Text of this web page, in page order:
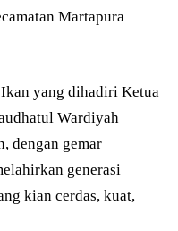
Martapura
yang dihadiri Ketua
Wardiyah
dengan gemar
generasi
kian cerdas, kuat,